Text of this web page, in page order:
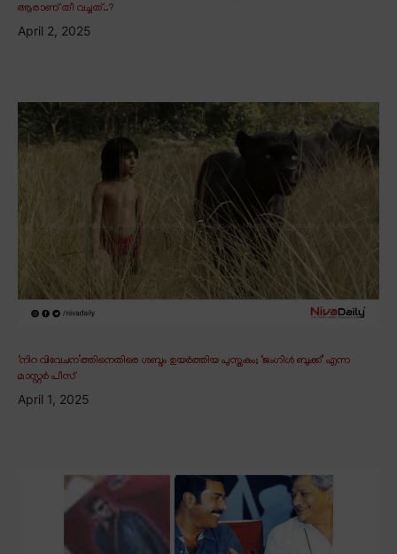
ആരാണ് തീ വച്ചത്..?
April 2, 2025
‘നിറ വിവേചന’ത്തിനെതിരെ ശബ്ദം ഉയർത്തിയ പുസ്തകം; ‘ജംഗിൾ ബുക്ക്’ എന്ന
മാസ്റ്റർ പീസ്
April 1, 2025